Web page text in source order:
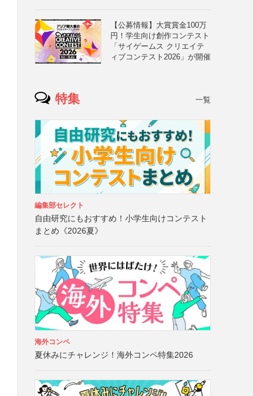
【公募情報】大賞賞金100万
円！学生向け創作コンテスト
「サイゲームス クリエイテ
ィブコンテスト2026」が開催
特集 一覧
編集部セレクト
自由研究にもおすすめ！小学生向けコンテスト
まとめ《2026夏》
海外コンペ
夏休みにチャレンジ！海外コンペ特集2026